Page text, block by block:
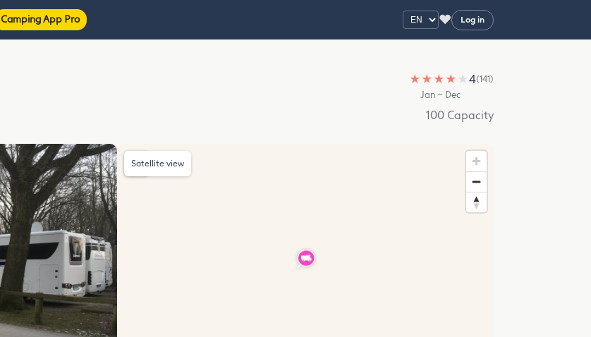
Camping App Pro ♥ Log in
★ ★ ★ ★ ★4(141)
Jan – Dec
100 Capacity
Satellite view